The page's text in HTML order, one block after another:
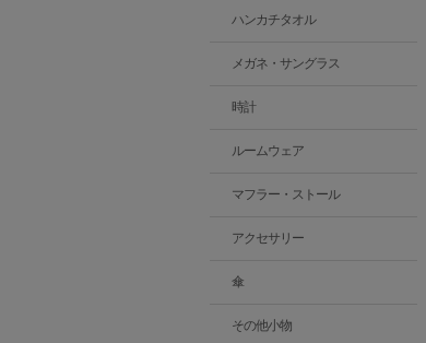
ハンカチタオル
メガネ・サングラス
時計
ルームウェア
マフラー・ストール
アクセサリー
傘
その他小物